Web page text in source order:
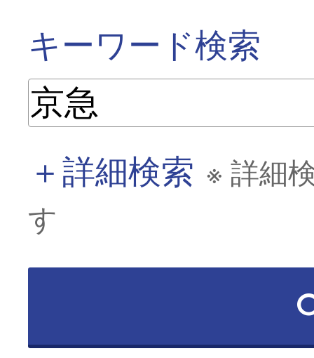
キーワード検索
＋詳細検索 ※ 詳細
す